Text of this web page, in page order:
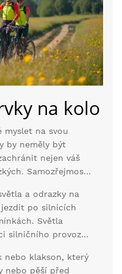
když se
od civilizace.
na kolo
myslet na svou
by neměly být
nejen váš
Samozřejmostí
velikosti,
mezinárodních
vaši hlavu při
a odrazky na
po silnicích
Světla
silničního provozu
které je viditelné
nebo klakson, který
nebo pěší před